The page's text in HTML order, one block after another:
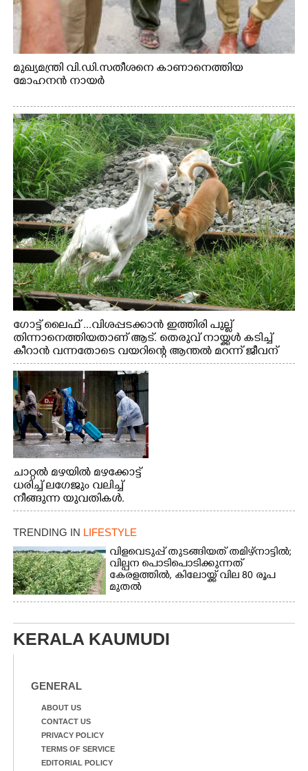
മുഖ്യമന്ത്രി വി.ഡി.സതീശനെ കാണാനെത്തിയ
മോഹനൻ നായർ
ഗോട്ട് ലൈഫ് ...വിശപ്പടക്കാൻ ഇത്തിരി പുല്ല്
തിന്നാനെത്തിയതാണ് ആട്. തെരുവ് നായ്ക്കൾ കടിച്ച്
കീറാൻ വന്നതോടെ വയറിന്റെ ആന്തൽ മറന്ന് ജീവന്
വേണ്ടിയായി ഓട്ടം. എറണാകുളം വാത്തുരുത്തിയിൽ
നിന്നുള്ള കാഴ്ച
ചാറ്റൽ മഴയിൽ മഴക്കോട്ട്
ധരിച്ച് ലഗേജും വലിച്ച്
നീങ്ങുന്ന യുവതികൾ.
എറണാകുളം മേനകയിൽ
നിന്നുള്ള കാഴ്ച
TRENDING IN LIFESTYLE
വിളവെടുപ്പ് തുടങ്ങിയത് തമിഴ്നാട്ടിൽ;
വില്പന പൊടിപൊടിക്കുന്നത്
കേരളത്തിൽ, കിലോയ്ക്ക് വില 80 രൂപ
മുതൽ
KERALA KAUMUDI
GENERAL
ABOUT US
CONTACT US
PRIVACY POLICY
TERMS OF SERVICE
EDITORIAL POLICY